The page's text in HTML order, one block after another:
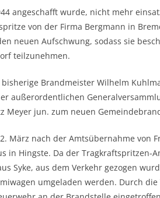
angeschafft wurde, nicht mehr
von der Firma Bergmann in
neuen Aufschwung, sodass sie
teilzunehmen.
Brandmeister Wilhelm
außerordentlichen
Meyer jun. zum neuen
März nach der Amtsübernahme von
in Hingste. Da der Tragkraftspritzen-
Syke, aus dem Verkehr gezogen
umgeladen werden. Durch